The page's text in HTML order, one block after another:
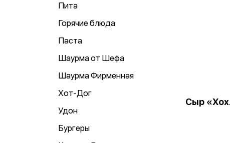
Пита
Горячие блюда
Паста
Шаурма от Шефа
Шаурма Фирменная
Хот-Дог
Удон
Бургеры
Сыр